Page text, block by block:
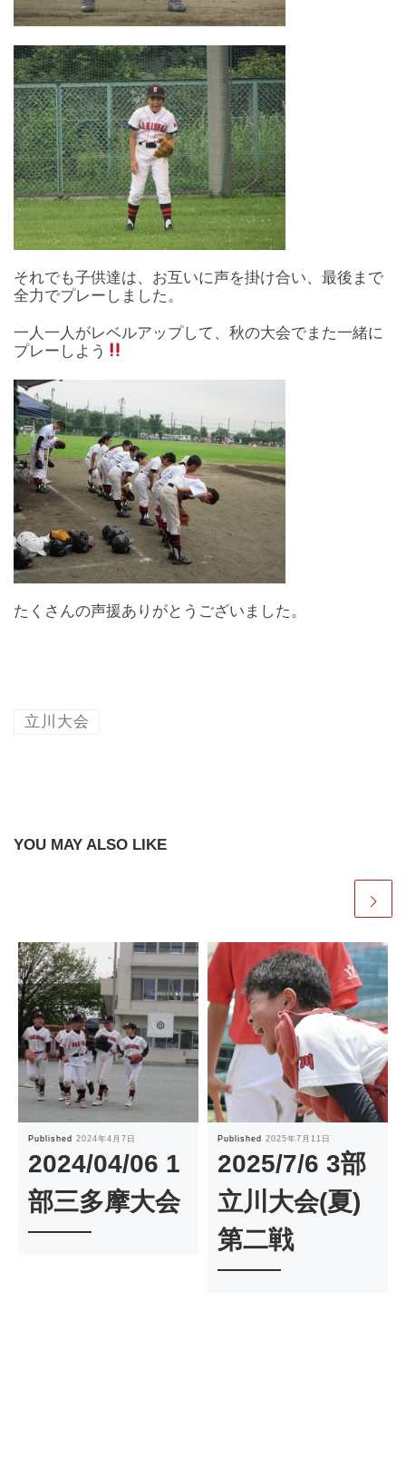
それでも子供達は、お互いに声を掛け合い、最後まで
全力でプレーしました。
一人一人がレベルアップして、秋の大会でまた一緒に
プレーしよう
たくさんの声援ありがとうございました。
立川大会
YOU MAY ALSO LIKE
Published 2024年4月7日
2024/04/06 1
部三多摩大会
Published 2025年7月11日
2025/7/6 3部
立川大会(夏)
第二戦